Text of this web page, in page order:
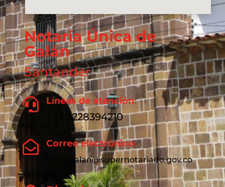
Notaría Única de
Galán
Santander
 Líneas de atención:
+57 3228394210
 Correo electrónico:
unicagalan@supernotariado.gov.co